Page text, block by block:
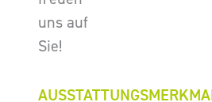
uns auf
Sie!